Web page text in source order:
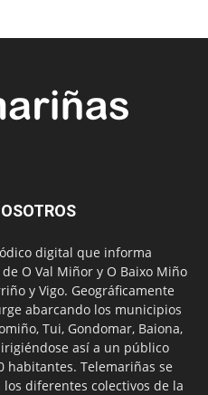
digital que informa
O Val Miñor y O Baixo Miño
y Vigo. Geográficamente
abarcando los municipios
Tui, Gondomar, Baiona,
así a un público
habitantes. Telemariñas se
diferentes colectivos de la